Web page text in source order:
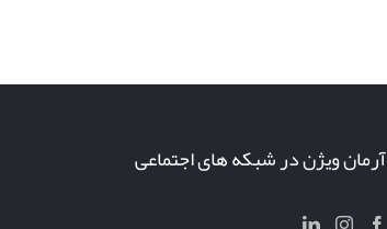
پرینت سه بعدی پهپاد
آرمان ویژن در شبکه های اجتماعی